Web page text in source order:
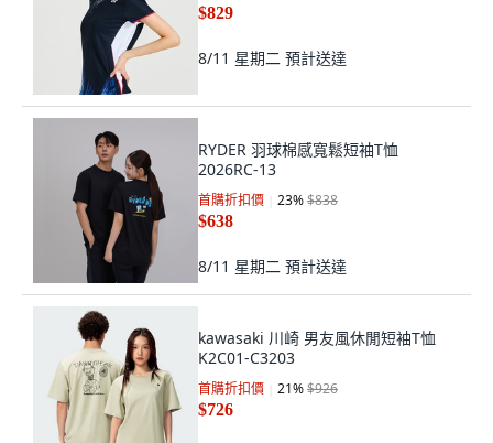
$829
8/11 星期二 預計送達
RYDER 羽球棉感寬鬆短袖T恤
2026RC-13
首購折扣價 23%$838
$638
8/11 星期二 預計送達
kawasaki 川崎 男友風休閒短袖T恤
K2C01-C3203
首購折扣價 21%$926
$726